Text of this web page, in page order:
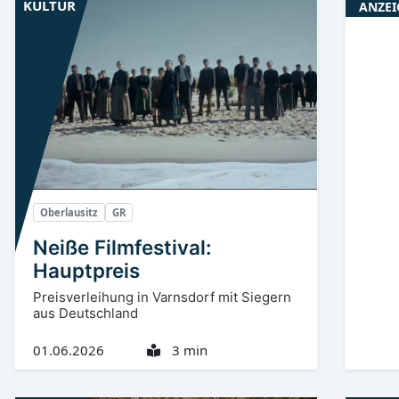
Oberlausitz GR
Neiße Filmfestival:
Hauptpreis
Preisverleihung in Varnsdorf mit Siegern
aus Deutschland
01.06.2026 3 min
KULTUR